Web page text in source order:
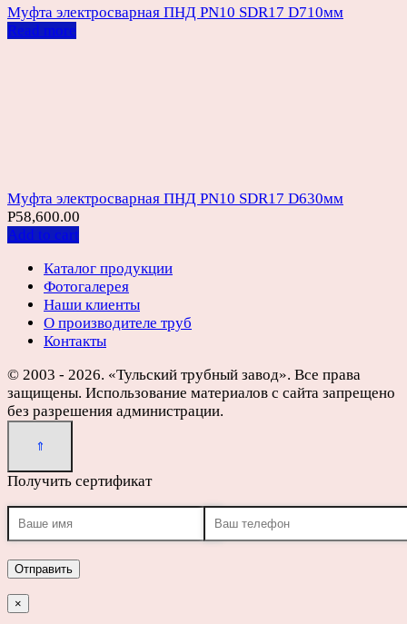
Муфта электросварная ПНД PN10 SDR17 D710мм
Read more
Муфта электросварная ПНД PN10 SDR17 D630мм
Р58,600.00
Add to cart
Каталог продукции
Фотогалерея
Наши клиенты
О производителе труб
Контакты
© 2003 - 2026. «Тульский трубный завод». Все права
защищены. Использование материалов с сайта запрещено
без разрешения администрации.
Получить сертификат
×